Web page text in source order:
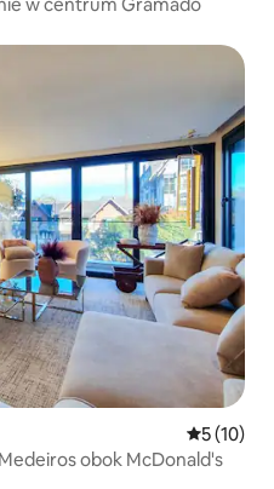
Średnia
5 (10)
obok McDonald's